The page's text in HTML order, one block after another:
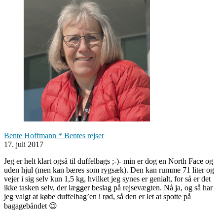
Bente Hoffmann * Bentes rejser
17. juli 2017
Jeg er helt klart også til duffelbags ;-)- min er dog en North Face og
uden hjul (men kan bæres som rygsæk). Den kan rumme 71 liter og
vejer i sig selv kun 1,5 kg, hvilket jeg synes er genialt, for så er det
ikke tasken selv, der lægger beslag på rejsevægten. Nå ja, og så har
jeg valgt at købe duffelbag’en i rød, så den er let at spotte på
bagagebåndet 😉